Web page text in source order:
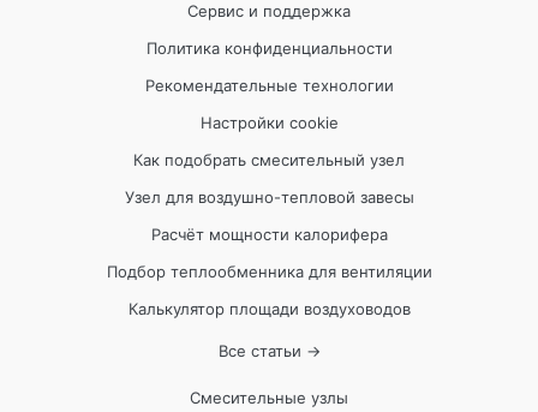
Сервис и поддержка
Политика конфиденциальности
Рекомендательные технологии
Настройки cookie
Как подобрать смесительный узел
Узел для воздушно-тепловой завесы
Расчёт мощности калорифера
Подбор теплообменника для вентиляции
Калькулятор площади воздуховодов
Все статьи →
Смесительные узлы